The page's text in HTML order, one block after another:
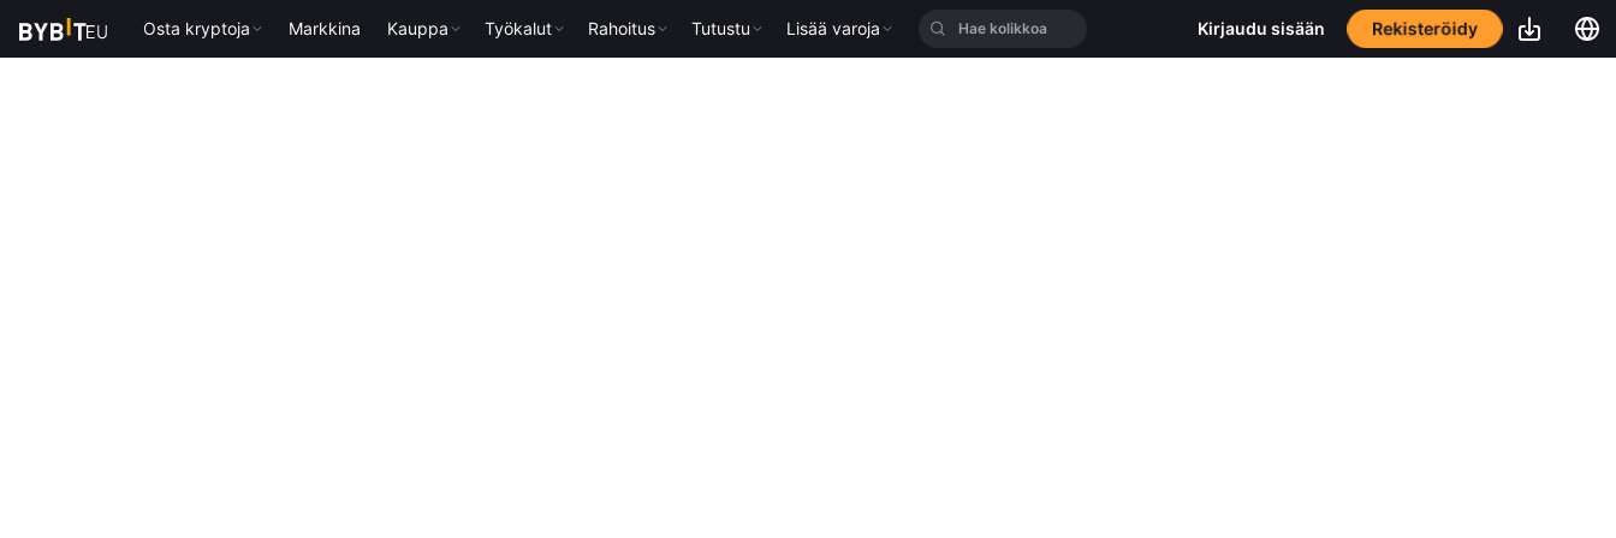
Osta kryptoja Markkina Kauppa Työkalut Rahoitus Tutustu Lisää varoja Kirjaudu sisään Rekisteröidy